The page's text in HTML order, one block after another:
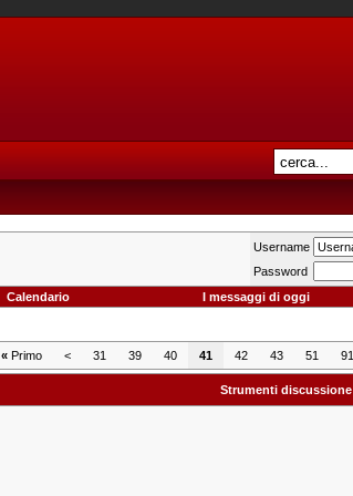
Username
Password
Calendario I messaggi di oggi
« Primo < 31 39 40 41 42 43 51 91
Strumenti discussione